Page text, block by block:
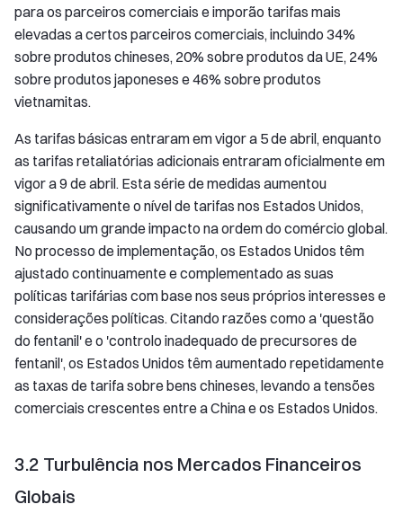
para os parceiros comerciais e imporão tarifas mais
elevadas a certos parceiros comerciais, incluindo 34%
sobre produtos chineses, 20% sobre produtos da UE, 24%
sobre produtos japoneses e 46% sobre produtos
vietnamitas.
As tarifas básicas entraram em vigor a 5 de abril, enquanto
as tarifas retaliatórias adicionais entraram oficialmente em
vigor a 9 de abril. Esta série de medidas aumentou
significativamente o nível de tarifas nos Estados Unidos,
causando um grande impacto na ordem do comércio global.
No processo de implementação, os Estados Unidos têm
ajustado continuamente e complementado as suas
políticas tarifárias com base nos seus próprios interesses e
considerações políticas. Citando razões como a 'questão
do fentanil' e o 'controlo inadequado de precursores de
fentanil', os Estados Unidos têm aumentado repetidamente
as taxas de tarifa sobre bens chineses, levando a tensões
comerciais crescentes entre a China e os Estados Unidos.
3.2 Turbulência nos Mercados Financeiros
Globais